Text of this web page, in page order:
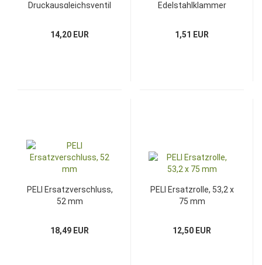
Druckausgleichsventil
14,20 EUR
Edelstahlklammer
1,51 EUR
PELI Ersatzverschluss,
52 mm
18,49 EUR
PELI Ersatzrolle, 53,2 x
75 mm
12,50 EUR